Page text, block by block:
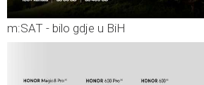
m:SAT - bilo gdje u BiH